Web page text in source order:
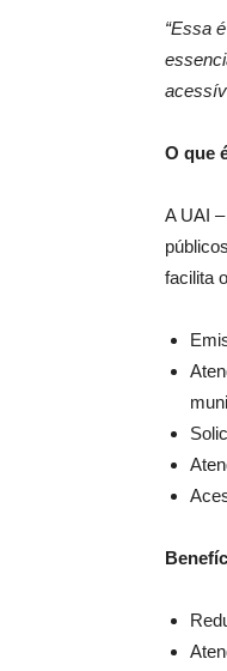
“Essa
O que
A UAI
facilita